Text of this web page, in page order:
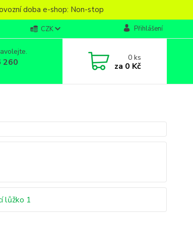
doba e-shop: Non-stop
CZK Přihlášení
260 0ks
za 0 Kč